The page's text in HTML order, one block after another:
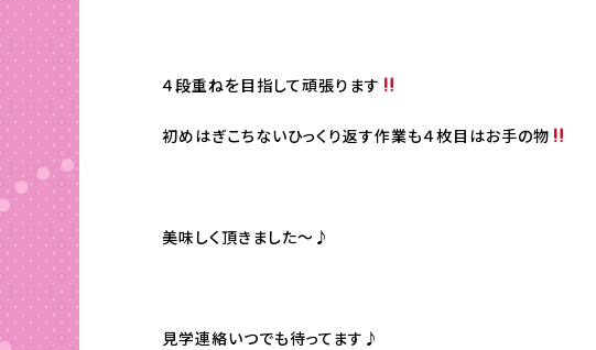
４段重ねを目指して頑張ります
初めはぎこちないひっくり返す作業も４枚目はお手の物
美味しく頂きました～♪
見学連絡いつでも待ってます♪